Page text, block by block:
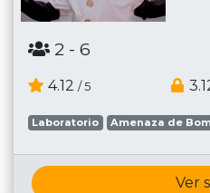
2 - 6
4.12 / 5
Laboratorio Amenaza de
Ver